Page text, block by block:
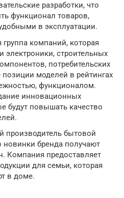
разработки, что
функционал товаров,
в эксплуатации.
компаний, которая
электроники, строительных
потребительских
моделей в рейтингах
функционалом.
инновационных
будут повышать качество
производитель бытовой
новинки бренда получают
Компания предоставляет
для семьи, которая
в доме.